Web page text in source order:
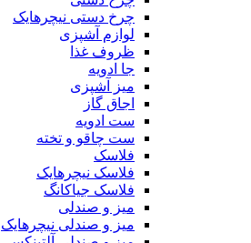
چرخ دستی نیچرهایک
لوازم آشپزی
ظروف غذا
جا ادویه
میز آشپزی
اجاق گاز
ست ادویه
ست چاقو و تخته
فلاسک
فلاسک نیچرهایک
فلاسک جیاکانگ
میز و صندلی
میز و صندلی نیچرهایک